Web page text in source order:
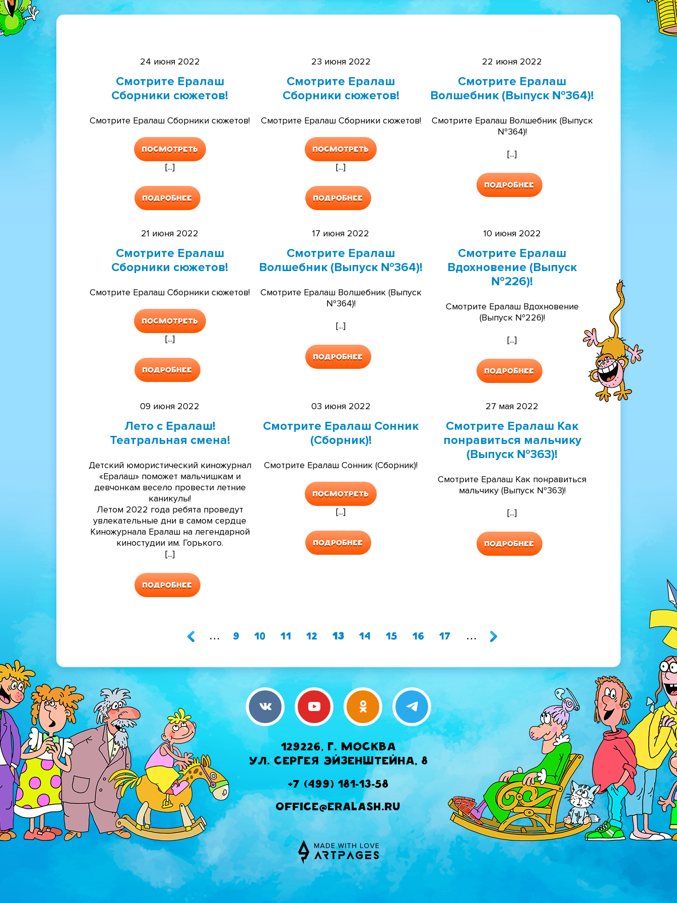
24 июня 2022
Смотрите Ералаш
Сборники сюжетов!
Смотрите Ералаш Сборники сюжетов!
Посмотреть
[...]
Подробнее
23 июня 2022
Смотрите Ералаш
Сборники сюжетов!
Смотрите Ералаш Сборники сюжетов!
Посмотреть
[...]
Подробнее
22 июня 2022
Смотрите Ералаш
Волшебник (Выпуск №364)!
Смотрите Ералаш Волшебник (Выпуск
№364)!
[...]
Подробнее
21 июня 2022
Смотрите Ералаш
Сборники сюжетов!
Смотрите Ералаш Сборники сюжетов!
Посмотреть
[...]
Подробнее
17 июня 2022
Смотрите Ералаш
Волшебник (Выпуск №364)!
Смотрите Ералаш Волшебник (Выпуск
№364)!
[...]
Подробнее
10 июня 2022
Смотрите Ералаш
Вдохновение (Выпуск
№226)!
Смотрите Ералаш Вдохновение
(Выпуск №226)!
[...]
Подробнее
09 июня 2022
Лето с Ералаш!
Театральная смена!
Детский юмористический киножурнал
«Ералаш» поможет мальчишкам и
девчонкам весело провести летние
каникулы!
Летом 2022 года ребята проведут
увлекательные дни в самом сердце
Киножурнала Ералаш на легендарной
киностудии им. Горького.
[...]
Подробнее
03 июня 2022
Смотрите Ералаш Сонник
(Сборник)!
Смотрите Ералаш Сонник (Сборник)!
Посмотреть
[...]
Подробнее
27 мая 2022
Смотрите Ералаш Как
понравиться мальчику
(Выпуск №363)!
Смотрите Ералаш Как понравиться
мальчику (Выпуск №363)!
[...]
Подробнее
СТРАНИЦ
… Страница
9 Страница
10 Страница
11 Страница
12
Текущая
13 Страница
14 Страница
15 Страница
16 Страница
17 …
129226, г. Москва
ул. Сергея Эйзенштейна, 8
+7 (499) 181-13-58
office@eralash.ru